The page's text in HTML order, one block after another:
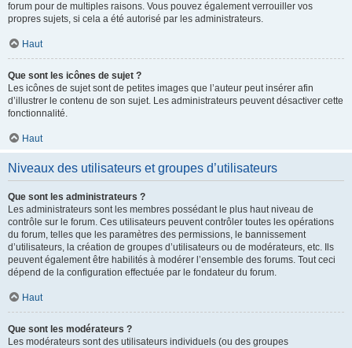
forum pour de multiples raisons. Vous pouvez également verrouiller vos
propres sujets, si cela a été autorisé par les administrateurs.
Haut
Que sont les icônes de sujet ?
Les icônes de sujet sont de petites images que l’auteur peut insérer afin
d’illustrer le contenu de son sujet. Les administrateurs peuvent désactiver cette
fonctionnalité.
Haut
Niveaux des utilisateurs et groupes d’utilisateurs
Que sont les administrateurs ?
Les administrateurs sont les membres possédant le plus haut niveau de
contrôle sur le forum. Ces utilisateurs peuvent contrôler toutes les opérations
du forum, telles que les paramètres des permissions, le bannissement
d’utilisateurs, la création de groupes d’utilisateurs ou de modérateurs, etc. Ils
peuvent également être habilités à modérer l’ensemble des forums. Tout ceci
dépend de la configuration effectuée par le fondateur du forum.
Haut
Que sont les modérateurs ?
Les modérateurs sont des utilisateurs individuels (ou des groupes